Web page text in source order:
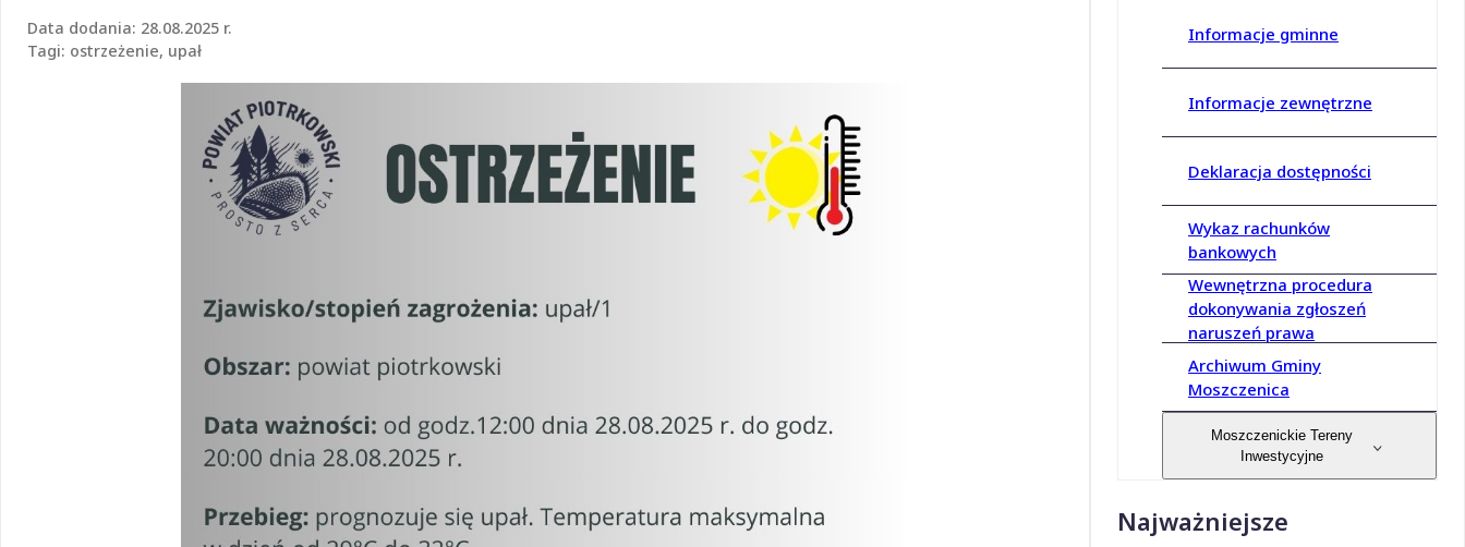
Data dodania: 28.08.2025 r.
Tagi: ostrzeżenie, upał
Informacje gminne
Informacje zewnętrzne
Deklaracja dostępności
Wykaz rachunków
bankowych
Wewnętrzna procedura
dokonywania zgłoszeń
naruszeń prawa
Archiwum Gminy
Moszczenica
Moszczenickie Tereny
Inwestycyjne
Najważniejsze